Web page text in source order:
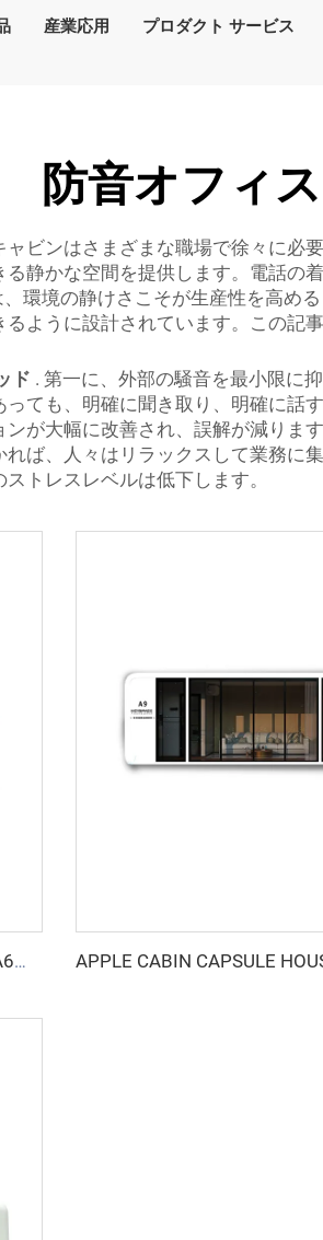
産業応用 プロダクト サービス
防音オフィ
ビンはさまざまな職場で徐々に必
静かな空間を提供します。電話の
環境の静けさこそが生産性を高め
ように設計されています。この
ド . 第一に、外部の騒音を最小限に
ても、明確に聞き取り、明確に
が大幅に改善され、誤解が減り
ば、人々はリラックスして業務に
トレスレベルは低下します。
APPLE CABIN CAPSULE HOUSE -Cyspace A6シリーズ